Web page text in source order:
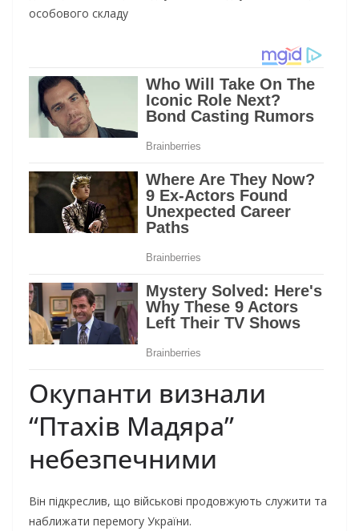
особового складу
Окупанти визнали
“Птахів Мадяра”
небезпечними
Він підкреслив, що військові продовжують служити та
наближати перемогу України.